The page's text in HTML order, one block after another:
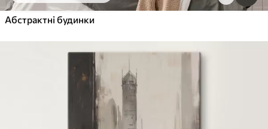
Абстрактні будинки